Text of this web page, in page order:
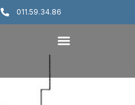
011.59.34.86